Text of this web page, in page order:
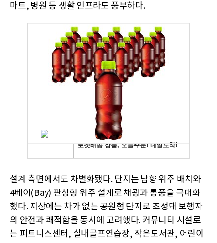
마트, 병원 등 생활 인프라도 풍부하다.
설계 측면에서도 차별화됐다. 단지는 남향 위주 배치와
4베이(Bay) 판상형 위주 설계로 채광과 통풍을 극대화
했다. 지상에는 차가 없는 공원형 단지로 조성돼 보행자
의 안전과 쾌적함을 동시에 고려했다. 커뮤니티 시설로
는 피트니스센터, 실내골프연습장, 작은도서관, 어린이